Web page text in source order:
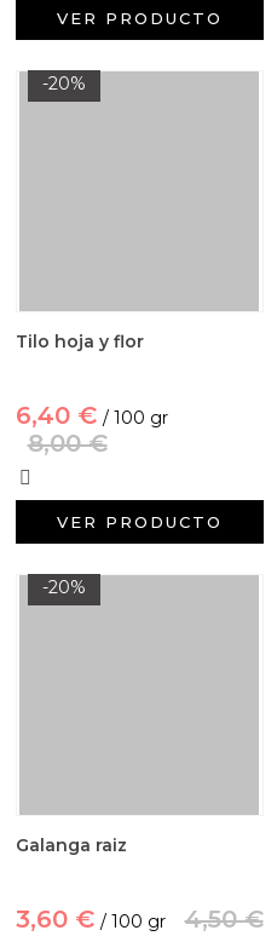
VER PRODUCTO
-20%
Tilo hoja y flor
6,40 € / 100 gr
8,00 €
VER PRODUCTO
-20%
Galanga raiz
3,60 € / 100 gr 4,50 €